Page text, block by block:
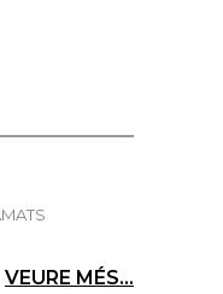
VEURE MÉS...